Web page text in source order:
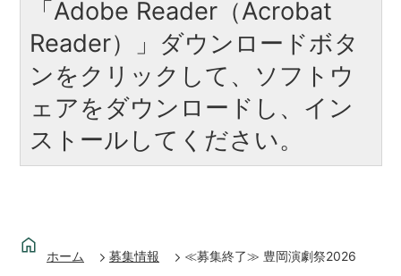
「Adobe Reader（Acrobat
Reader）」ダウンロードボタ
ンをクリックして、ソフトウ
ェアをダウンロードし、イン
ストールしてください。
ホーム 募集情報 ≪募集終了≫ 豊岡演劇祭2026